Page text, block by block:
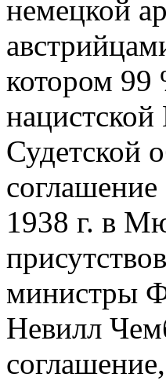
немецкой
котором 99
Судетской
1938 г. в
министры
Невилл